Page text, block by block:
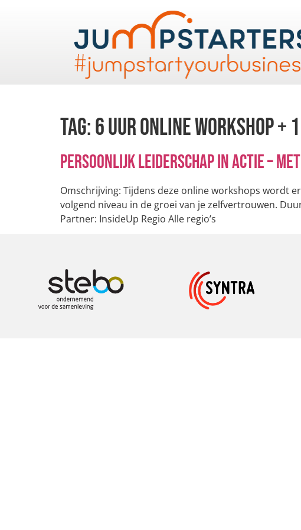
Tag:6 uur online workshop +
Persoonlijk leiderschap in actie –
Omschrijving: Tijdens deze online workshops wordt
volgend niveau in de groei van je zelfvertrouwen.
Partner: InsideUp Regio Alle regio’s